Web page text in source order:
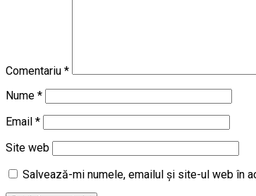
Comentariu *
Nume *
Email *
Site web
Salvează-mi numele, emailul și site-ul web în